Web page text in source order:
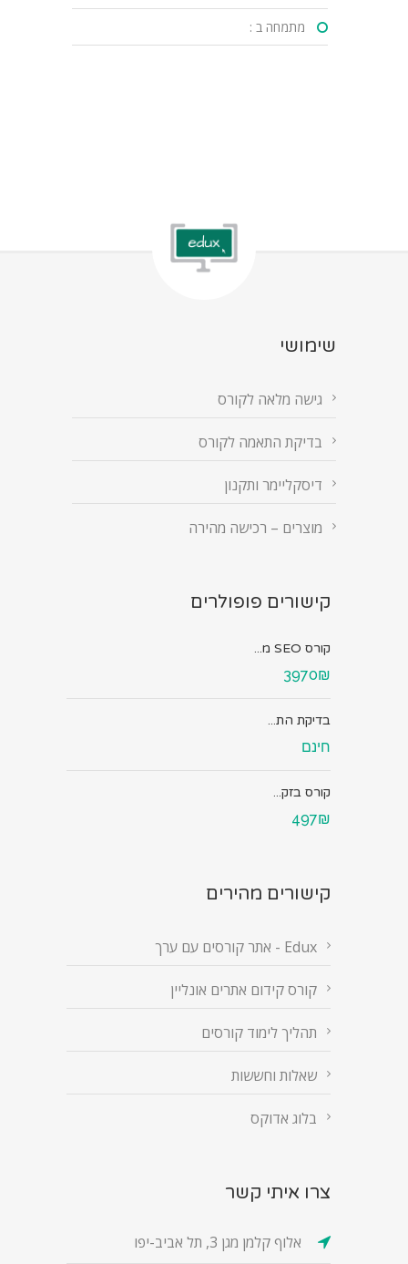
מתמחה ב :
שימושי
גישה מלאה לקורס
בדיקת התאמה לקורס
דיסקליימר ותקנון
מוצרים – רכישה מהירה
קישורים פופולרים
קורס SEO מ...
3970₪
בדיקת הת...
חינם
קורס בזק...
497₪
קישורים מהירים
Edux - אתר קורסים עם ערך
קורס קידום אתרים אונליין
תהליך לימוד קורסים
שאלות וחששות
בלוג אדוקס
צרו איתי קשר
אלוף קלמן מגן 3, תל אביב-יפו